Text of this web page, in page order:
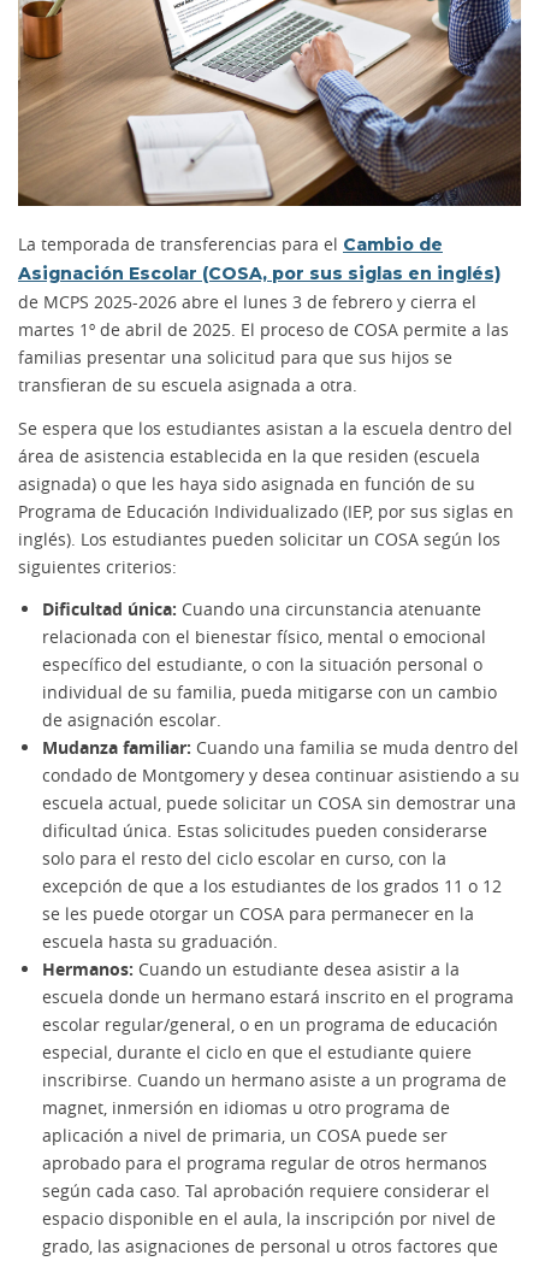
La temporada de transferencias para el Cambio de
Asignación Escolar (COSA, por sus siglas en inglés)
de MCPS 2025-2026 abre el lunes 3 de febrero y cierra el
martes 1º de abril de 2025. El proceso de COSA permite a las
familias presentar una solicitud para que sus hijos se
transfieran de su escuela asignada a otra.
Se espera que los estudiantes asistan a la escuela dentro del
área de asistencia establecida en la que residen (escuela
asignada) o que les haya sido asignada en función de su
Programa de Educación Individualizado (IEP, por sus siglas en
inglés). Los estudiantes pueden solicitar un COSA según los
siguientes criterios:
Dificultad única: Cuando una circunstancia atenuante
relacionada con el bienestar físico, mental o emocional
específico del estudiante, o con la situación personal o
individual de su familia, pueda mitigarse con un cambio
de asignación escolar.
Mudanza familiar: Cuando una familia se muda dentro del
condado de Montgomery y desea continuar asistiendo a su
escuela actual, puede solicitar un COSA sin demostrar una
dificultad única. Estas solicitudes pueden considerarse
solo para el resto del ciclo escolar en curso, con la
excepción de que a los estudiantes de los grados 11 o 12
se les puede otorgar un COSA para permanecer en la
escuela hasta su graduación.
Hermanos: Cuando un estudiante desea asistir a la
escuela donde un hermano estará inscrito en el programa
escolar regular/general, o en un programa de educación
especial, durante el ciclo en que el estudiante quiere
inscribirse. Cuando un hermano asiste a un programa de
magnet, inmersión en idiomas u otro programa de
aplicación a nivel de primaria, un COSA puede ser
aprobado para el programa regular de otros hermanos
según cada caso. Tal aprobación requiere considerar el
espacio disponible en el aula, la inscripción por nivel de
grado, las asignaciones de personal u otros factores que